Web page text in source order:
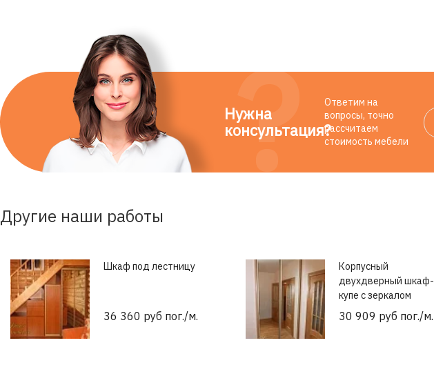
Нужна
консультация?
Ответим на
вопросы, точно
рассчитаем
стоимость мебели
Другие наши работы
Шкаф под лестницу
36 360 руб пог./м.
Корпусный
двухдверный шкаф-
купе с зеркалом
30 909 руб пог./м.